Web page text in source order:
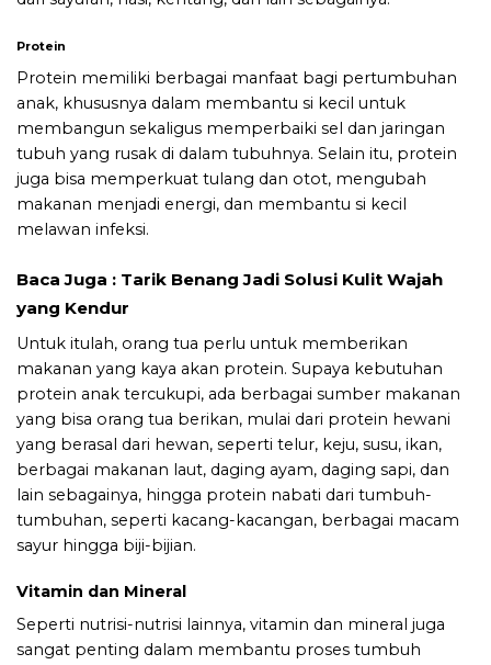
Protein
Protein memiliki berbagai manfaat bagi pertumbuhan
anak, khususnya dalam membantu si kecil untuk
membangun sekaligus memperbaiki sel dan jaringan
tubuh yang rusak di dalam tubuhnya. Selain itu, protein
juga bisa memperkuat tulang dan otot, mengubah
makanan menjadi energi, dan membantu si kecil
melawan infeksi.
Baca Juga : Tarik Benang Jadi Solusi Kulit Wajah
yang Kendur
Untuk itulah, orang tua perlu untuk memberikan
makanan yang kaya akan protein. Supaya kebutuhan
protein anak tercukupi, ada berbagai sumber makanan
yang bisa orang tua berikan, mulai dari protein hewani
yang berasal dari hewan, seperti telur, keju, susu, ikan,
berbagai makanan laut, daging ayam, daging sapi, dan
lain sebagainya, hingga protein nabati dari tumbuh-
tumbuhan, seperti kacang-kacangan, berbagai macam
sayur hingga biji-bijian.
Vitamin dan Mineral
Seperti nutrisi-nutrisi lainnya, vitamin dan mineral juga
sangat penting dalam membantu proses tumbuh